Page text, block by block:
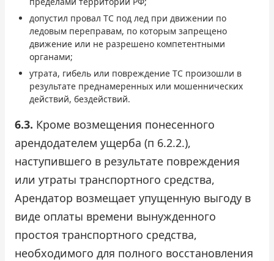
допустил провал ТС под лед при движении по
ледовым переправам, по которым запрещено
движение или не разрешено компетентными
органами;
утрата, гибель или повреждение ТС произошли в
результате преднамеренных или мошеннических
действий, бездействий.
6.3. Кроме возмещения понесенного
арендодателем ущерба (п 6.2.2.),
наступившего в результате повреждения
или утраты транспортного средства,
Арендатор возмещает упущенную выгоду в
виде оплаты времени вынужденного
простоя транспортного средства,
необходимого для полного восстановления